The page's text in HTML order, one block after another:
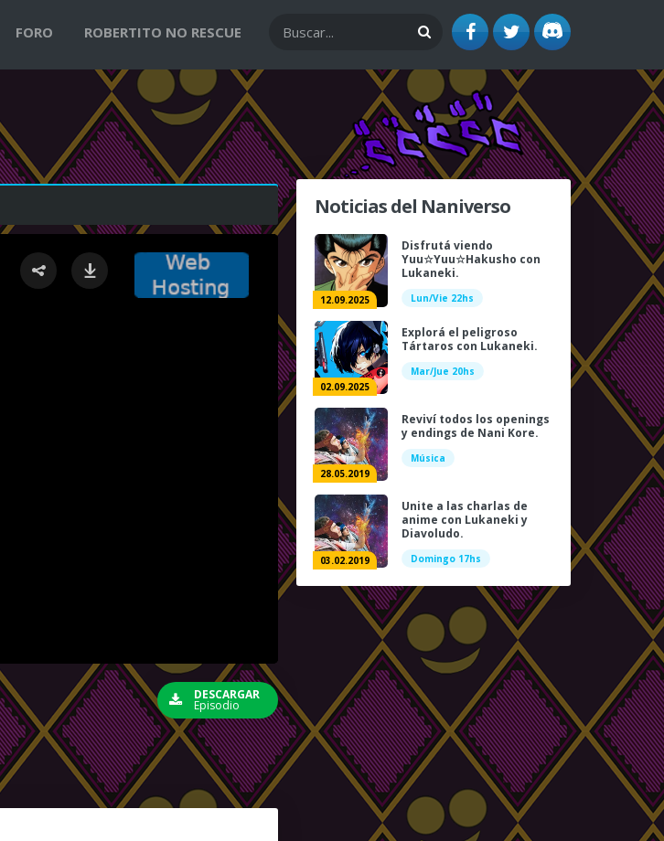
FORO ROBERTITO NO RESCUE
DESCARGAR
Episodio
Noticias del Naniverso
12.09.2025
Disfrutá viendo
Yuu☆Yuu☆Hakusho con
Lukaneki.
Lun/Vie 22hs
02.09.2025
Explorá el peligroso
Tártaros con Lukaneki.
Mar/Jue 20hs
28.05.2019
Reviví todos los openings
y endings de Nani Kore.
Música
03.02.2019
Unite a las charlas de
anime con Lukaneki y
Diavoludo.
Domingo 17hs